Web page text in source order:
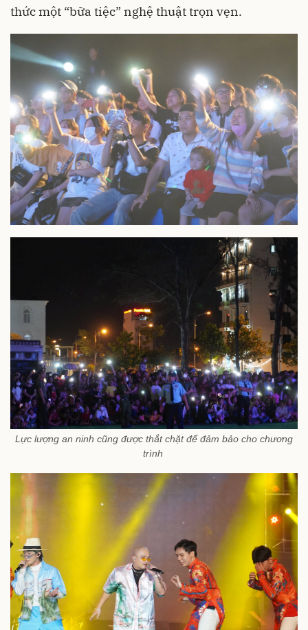
thức một “bữa tiệc” nghệ thuật trọn vẹn.
Lực lượng an ninh cũng được thắt chặt để đảm bảo cho chương
trình